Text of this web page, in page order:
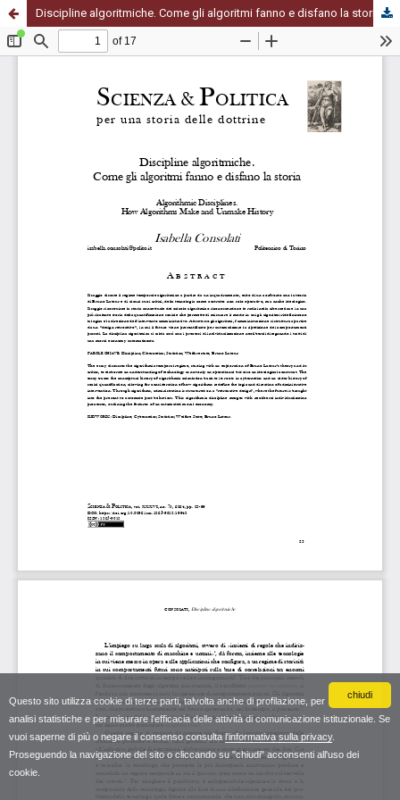
chiudi
Questo sito utilizza cookie di terze parti, talvolta anche di profilazione, per
analisi statistiche e per misurare l'efficacia delle attività di comunicazione istituzionale. Se
vuoi saperne di più o negare il consenso consulta l'informativa sulla privacy.
Proseguendo la navigazione del sito o cliccando su "chiudi" acconsenti all'uso dei
cookie.
Discipline algoritmiche. Come gli algoritmi fanno e disfano la storia